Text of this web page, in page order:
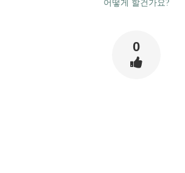
어떻게 할건가요?
0